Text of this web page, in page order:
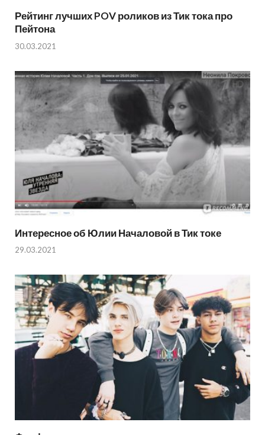
Рейтинг лучших POV роликов из Тик тока про
Пейтона
30.03.2021
Интересное об Юлии Началовой в Тик токе
29.03.2021